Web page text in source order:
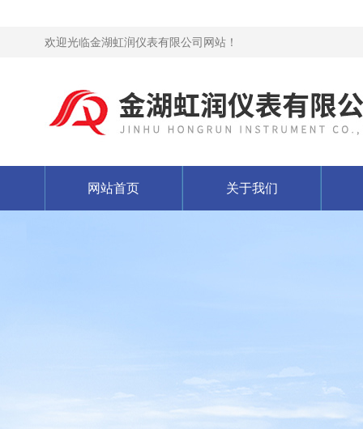
欢迎光临金湖虹润仪表有限公司网站！
网站首页 关于我们